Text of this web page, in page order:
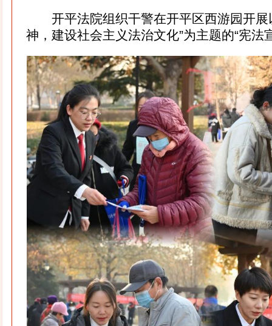
开平法院组织干警在开平区西游园开展
神，建设社会主义法治文化”为主题的“宪法